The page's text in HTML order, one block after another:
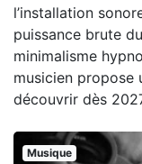
l’installation
puissance brute
minimalisme
musicien propose
découvrir dès
Musique